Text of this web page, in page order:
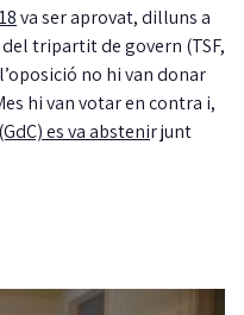
va ser aprovat, dilluns a
tripartit de govern (TSF,
no hi van donar
hi van votar en contra i,
es va abstenir junt